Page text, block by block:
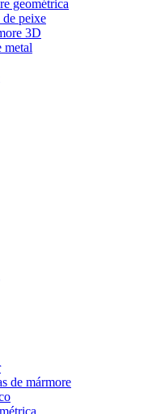
geométrica
peixe
3D
metal
de mármore